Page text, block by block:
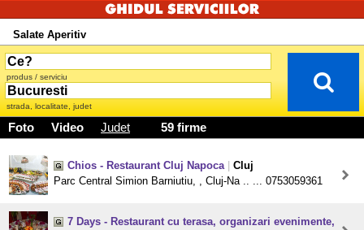
Salate Aperitiv
produs / serviciu
strada, localitate, judet
Foto Video Judet 59 firme
Chios - Restaurant Cluj Napoca
Cluj
Parc Central Simion Barniutiu, , Cluj-Na .. ... 0753059361
7 Days - Restaurant cu terasa, organizari evenimente,